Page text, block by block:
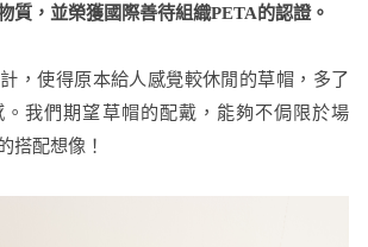
質，並榮獲國際善待組織PETA的認證。
，使得原本給人感覺較休閒的草帽，多了
我們期望草帽的配戴，能夠不侷限於場
搭配想像！